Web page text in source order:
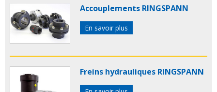
Accouplements RINGSPANN
En savoir plus
Freins hydrauliques RINGSPANN